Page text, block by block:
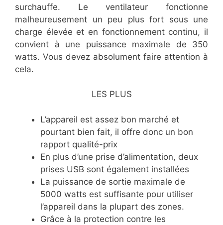
surchauffe. Le ventilateur fonctionne
malheureusement un peu plus fort sous une
charge élevée et en fonctionnement continu, il
convient à une puissance maximale de 350
watts. Vous devez absolument faire attention à
cela.
LES PLUS
L’appareil est assez bon marché et
pourtant bien fait, il offre donc un bon
rapport qualité-prix
En plus d’une prise d’alimentation, deux
prises USB sont également installées
La puissance de sortie maximale de
5000 watts est suffisante pour utiliser
l’appareil dans la plupart des zones.
Grâce à la protection contre les